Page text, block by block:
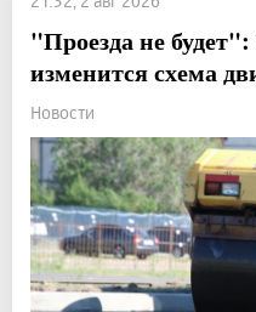
"Проезда не
изменится схема
Новости